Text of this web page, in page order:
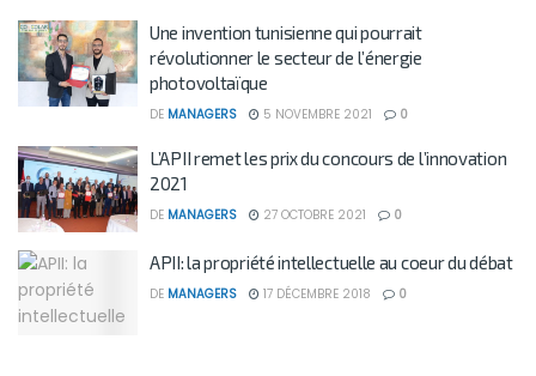
Une invention tunisienne qui pourrait
révolutionner le secteur de l’énergie
photovoltaïque
DE MANAGERS 5 NOVEMBRE 2021 0
L’APII remet les prix du concours de l’innovation
2021
DE MANAGERS 27 OCTOBRE 2021 0
APII: la propriété intellectuelle au coeur du débat
DE MANAGERS 17 DÉCEMBRE 2018 0